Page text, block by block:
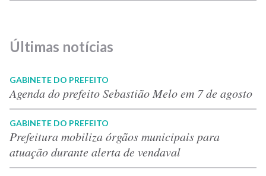
Últimas notícias
GABINETE DO PREFEITO
Agenda do prefeito Sebastião Melo em 7 de agosto
GABINETE DO PREFEITO
Prefeitura mobiliza órgãos municipais para
atuação durante alerta de vendaval